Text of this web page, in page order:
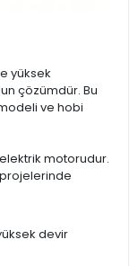
yüksek
çözümdür. Bu
ve hobi
motorudur.
devir